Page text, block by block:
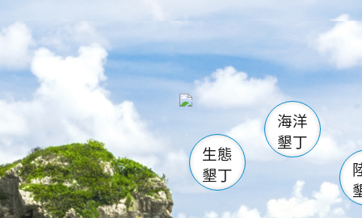
龜山 海生館
恆春
龍鑾潭自
瓊麻館
關山
白砂
生態
墾丁
海洋
墾丁